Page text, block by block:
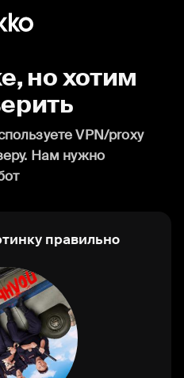
но хотим
VPN/proxy
Нам нужно
правильно